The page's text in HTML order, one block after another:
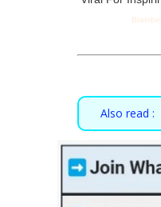
Also read :